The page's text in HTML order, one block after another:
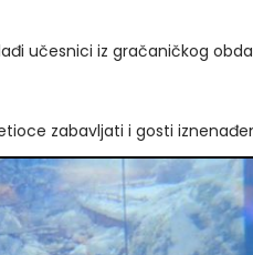
učesnici iz gračaničkog
zabavljati i gosti